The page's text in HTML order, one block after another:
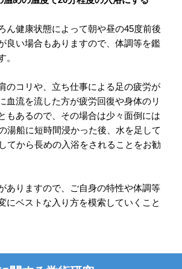
ん健康状態によって朝や昼の45度前後
良い場合もありますので、体調等を鑑
。
のコリや、立ち仕事による足の疲労が
血流を流した方が疲労回復や身体のリ
もあるので、その場合は少々面倒には
湯船に短時間浸かった後、水を足して
てから長めの入浴をされることをお勧
ありますので、ご自身の特性や体調等
にベストな入り方を模索していくこと